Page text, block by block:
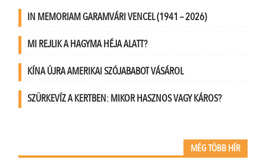
IN MEMORIAM GARAMVÁRI VENCEL (1941 – 2026)
MI REJLIK A HAGYMA HÉJA ALATT?
KÍNA ÚJRA AMERIKAI SZÓJABABOT VÁSÁROL
SZÜRKEVÍZ A KERTBEN: MIKOR HASZNOS VAGY KÁROS?
MÉG TÖBB HÍR